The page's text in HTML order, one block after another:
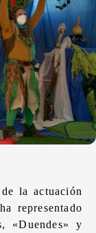
la actuación
representado
«Duendes» y